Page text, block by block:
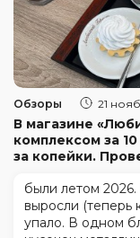
Обзоры 21
В магазине
комплексом за
за копейки.
были летом
выросли (теперь
упало. В одном